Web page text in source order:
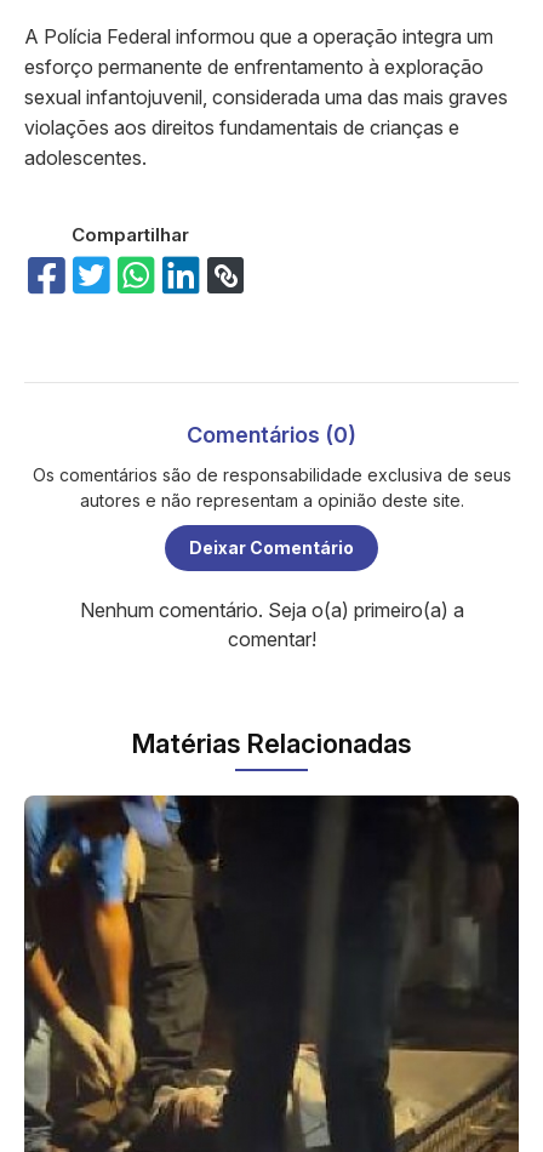
A Polícia Federal informou que a operação integra um
esforço permanente de enfrentamento à exploração
sexual infantojuvenil, considerada uma das mais graves
violações aos direitos fundamentais de crianças e
adolescentes.
Compartilhar
Comentários (0)
Os comentários são de responsabilidade exclusiva de seus
autores e não representam a opinião deste site.
Deixar Comentário
Nenhum comentário. Seja o(a) primeiro(a) a
comentar!
Matérias Relacionadas